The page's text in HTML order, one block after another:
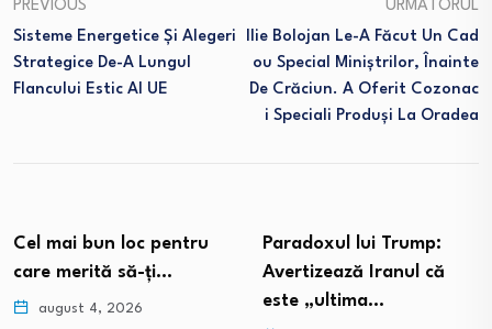
PREVIOUS
Sisteme Energetice Și Alegeri
Strategice De-A Lungul
Flancului Estic Al UE
URMĂTORUL
Ilie Bolojan Le-A Făcut Un Cad
Ou Special Miniștrilor, Înainte
De Crăciun. A Oferit Cozonac
I Speciali Produși La Oradea
Cel mai bun loc pentru
care merită să-ți…
august 4, 2026
Paradoxul lui Trump:
Avertizează Iranul că
este „ultima…